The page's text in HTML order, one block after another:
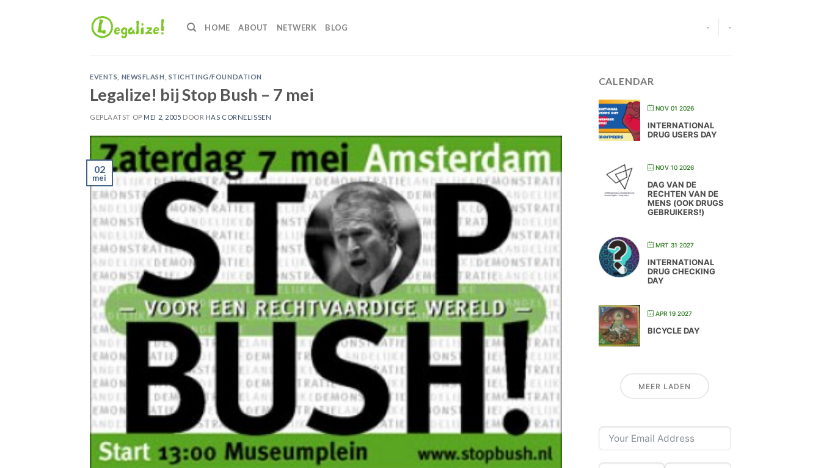
HOME ABOUT NETWERK BLOG - -
EVENTS NEWSFLASH STICHTING/FOUNDATION
Legalize! bij Stop Bush – 7 mei
GEPLAATST OP MEI 2, 2005 DOOR HAS CORNELISSEN
02
mei
CALENDAR
NOV 01 2026
INTERNATIONAL
DRUG USERS DAY
NOV 10 2026
DAG VAN DE
RECHTEN VAN DE
MENS (OOK DRUGS
GEBRUIKERS!)
MRT 31 2027
INTERNATIONAL
DRUG CHECKING
DAY
APR 19 2027
BICYCLE DAY
MEER LADEN